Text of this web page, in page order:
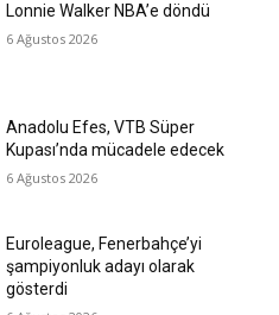
Lonnie Walker NBA’e döndü
6 Ağustos 2026
Anadolu Efes, VTB Süper
Kupası’nda mücadele edecek
6 Ağustos 2026
Euroleague, Fenerbahçe’yi
şampiyonluk adayı olarak
gösterdi